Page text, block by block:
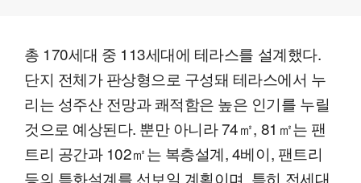
총 170세대 중 113세대에 테라스를 설계했다.
단지 전체가 판상형으로 구성돼 테라스에서 누
리는 성주산 전망과 쾌적함은 높은 인기를 누릴
것으로 예상된다. 뿐만 아니라 74㎡, 81㎡는 팬
트리 공간과 102㎡는 복층설계, 4베이, 팬트리
등의 특화설계를 선보일 계획이며, 특히 전세대